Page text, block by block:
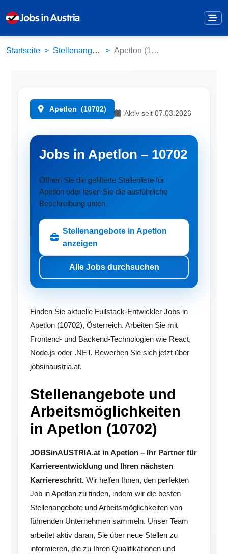
Startseite Stellenangebote Apetlon (10702)
Apetlon (10702)
Aktiv seit 07.03.2026
Jobs in Apetlon – 10702
Öffnen Sie die gefilterte Stellenliste für
Apetlon oder lesen Sie die ausführliche
Beschreibung unten.
Stellenangebote in Apetlon
anzeigen
Alle Jobs durchsuchen
Finden Sie aktuelle Fullstack-Entwickler Jobs in
Apetlon (10702), Österreich. Arbeiten Sie mit
Frontend- und Backend-Technologien wie React,
Node.js oder .NET. Bewerben Sie sich jetzt über
jobsinaustria.at.
Stellenangebote und
Arbeitsmöglichkeiten
in Apetlon (10702)
JOBSinAUSTRIA.at in Apetlon – Ihr Partner für
Karriereentwicklung und Ihren nächsten
Karriereschritt. Wir helfen Ihnen, den perfekten
Job in Apetlon zu finden, indem wir die besten
Stellenangebote und Arbeitsmöglichkeiten von
führenden Unternehmen sammeln. Unser Team
arbeitet aktiv daran, Sie über neue Stellen zu
informieren, die zu Ihren Qualifikationen und